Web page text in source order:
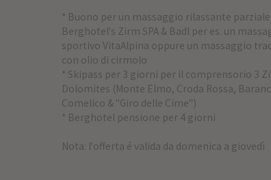
* Buono per un massaggio rilassante
Berghotel's Zirm SPA & Badl per es. un
sportivo VitaAlpina oppure un massaggio
con olio di cirmolo
* Skipass per 3 giorni per il comprensorio 3
Dolomites (Monte Elmo, Croda Rossa,
Comelico & "Giro delle Cime")
* Berghotel pensione per 4 giorni
Nota: l'offerta é valida da domenica a giovedì